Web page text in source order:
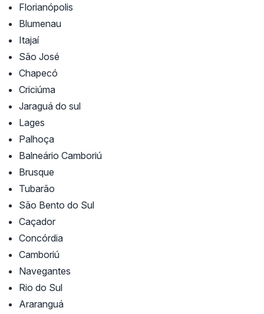
Florianópolis
Blumenau
Itajaí
São José
Chapecó
Criciúma
Jaraguá do sul
Lages
Palhoça
Balneário Camboriú
Brusque
Tubarão
São Bento do Sul
Caçador
Concórdia
Camboriú
Navegantes
Rio do Sul
Araranguá